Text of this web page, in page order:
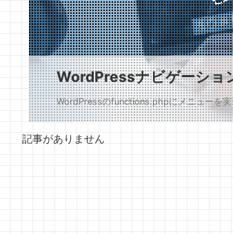
WordPressナビゲーショ
WordPressのfunctions.phpにメニューを
記事がありません